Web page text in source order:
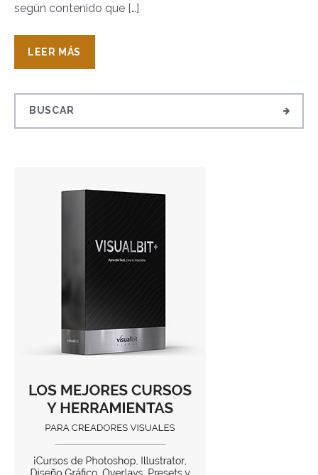
según contenido que […]
LEER MÁS